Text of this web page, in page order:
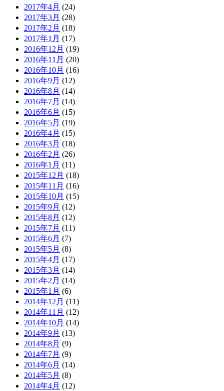
2017年4月 (24)
2017年3月 (28)
2017年2月 (18)
2017年1月 (17)
2016年12月 (19)
2016年11月 (20)
2016年10月 (16)
2016年9月 (12)
2016年8月 (14)
2016年7月 (14)
2016年6月 (15)
2016年5月 (19)
2016年4月 (15)
2016年3月 (18)
2016年2月 (26)
2016年1月 (11)
2015年12月 (18)
2015年11月 (16)
2015年10月 (15)
2015年9月 (12)
2015年8月 (12)
2015年7月 (11)
2015年6月 (7)
2015年5月 (8)
2015年4月 (17)
2015年3月 (14)
2015年2月 (14)
2015年1月 (6)
2014年12月 (11)
2014年11月 (12)
2014年10月 (14)
2014年9月 (13)
2014年8月 (9)
2014年7月 (9)
2014年6月 (14)
2014年5月 (8)
2014年4月 (12)